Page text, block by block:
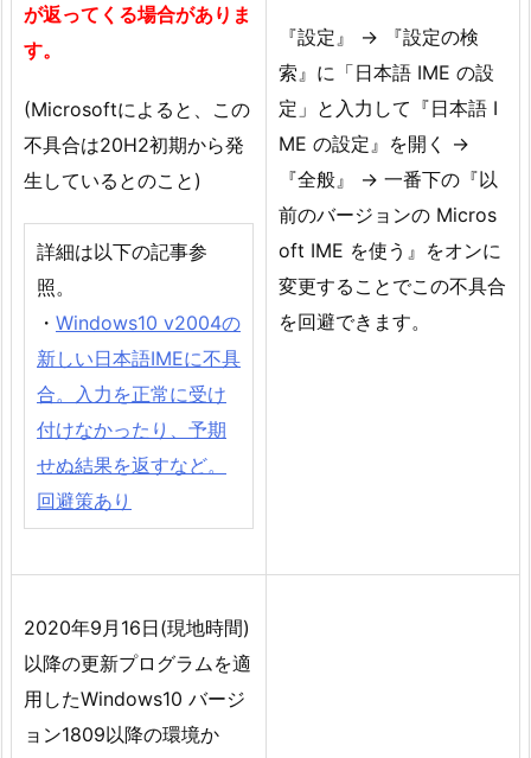
が返ってくる場合がありま
す。
(Microsoftによると、この
不具合は20H2初期から発
生しているとのこと)
詳細は以下の記事参
照。
・ Windows10 v2004の
新しい日本語IMEに不具
合。入力を正常に受け
付けなかったり、予期
せぬ結果を返すなど。
回避策あり
『設定』 → 『設定の検
索』に「日本語 IME の設
定」と入力して『日本語 I
ME の設定』を開く →
『全般』 → 一番下の『以
前のバージョンの Micros
oft IME を使う』をオンに
変更することでこの不具合
を回避できます。
2020年9月16日(現地時間)
以降の更新プログラムを適
用したWindows10 バージ
ョン1809以降の環境か